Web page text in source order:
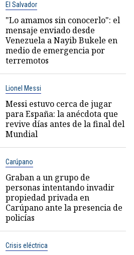
El Salvador
"Lo amamos sin conocerlo": el
mensaje enviado desde
Venezuela a Nayib Bukele en
medio de emergencia por
terremotos
Lionel Messi
Messi estuvo cerca de jugar
para España: la anécdota que
revive días antes de la final del
Mundial
Carúpano
Graban a un grupo de
personas intentando invadir
propiedad privada en
Carúpano ante la presencia de
policías
Crisis eléctrica